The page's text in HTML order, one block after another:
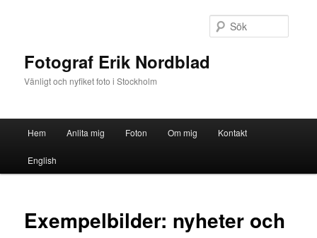
Fotograf Erik Nordblad
Vänligt och nyfiket foto i Stockholm
Hoppa
till
Hem Anlita mig Foton Om mig Kontakt
English
Exempelbilder: nyheter och